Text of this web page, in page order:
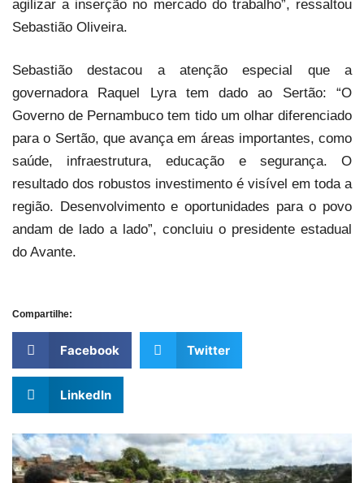
agilizar a inserção no mercado do trabalho”, ressaltou
Sebastião Oliveira.
Sebastião destacou a atenção especial que a
governadora Raquel Lyra tem dado ao Sertão: “O
Governo de Pernambuco tem tido um olhar diferenciado
para o Sertão, que avança em áreas importantes, como
saúde, infraestrutura, educação e segurança. O
resultado dos robustos investimento é visível em toda a
região. Desenvolvimento e oportunidades para o povo
andam de lado a lado”, concluiu o presidente estadual
do Avante.
Compartilhe:
Facebook Twitter
LinkedIn